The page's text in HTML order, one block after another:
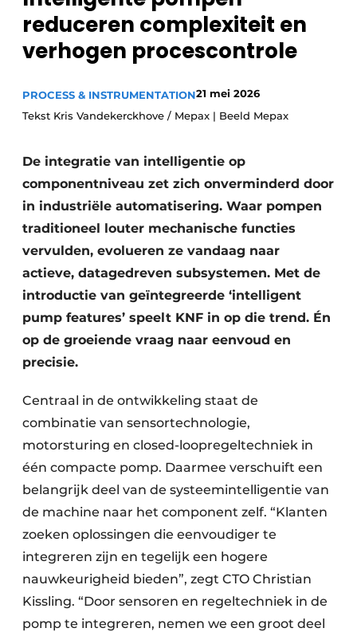
Privacy / Cookie statement
Vacature aanmelden
Video’s
reduceren complexiteit en
verhogen procescontrole
PROCESS & INSTRUMENTATION21 mei 2026
Tekst Kris Vandekerckhove / Mepax | Beeld Mepax
De integratie van intelligentie op
componentniveau zet zich onverminderd door
in industriële automatisering. Waar pompen
traditioneel louter mechanische functies
vervulden, evolueren ze vandaag naar
actieve, datagedreven subsystemen. Met de
introductie van geïntegreerde ‘intelligent
pump features’ speelt KNF in op die trend. Én
op de groeiende vraag naar eenvoud en
precisie.
Centraal in de ontwikkeling staat de
combinatie van sensortechnologie,
motorsturing en closed-loopregeltechniek in
één compacte pomp. Daarmee verschuift een
belangrijk deel van de systeemintelligentie van
de machine naar het component zelf. “Klanten
zoeken oplossingen die eenvoudiger te
integreren zijn en tegelijk een hogere
nauwkeurigheid bieden”, zegt CTO Christian
Kissling. “Door sensoren en regeltechniek in de
pomp te integreren, nemen we een groot deel